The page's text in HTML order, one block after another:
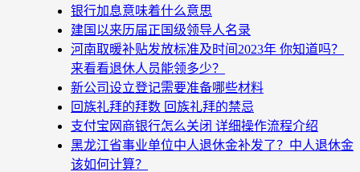
银行加息意味着什么意思
建国以来历届正国级领导人名录
河南取暖补贴发放标准及时间2023年 你知道吗？
来看看退休人员能领多少？
新公司设立登记需要准备哪些材料
回族礼拜的拜数 回族礼拜的禁忌
支付宝网商银行怎么关闭 详细操作流程介绍
黑龙江省事业单位中人退休金补发了？中人退休金
该如何计算？